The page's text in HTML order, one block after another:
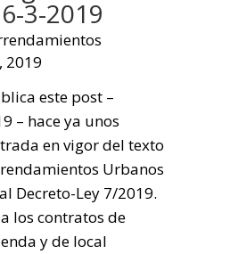
3-2019
2019
este post –
– hace ya unos
en vigor del texto
Urbanos
Decreto-Ley 7/2019.
los contratos de
y de local